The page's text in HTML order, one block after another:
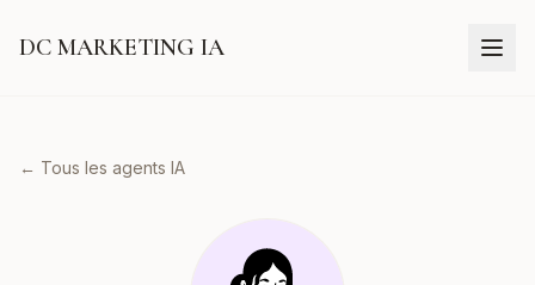
DC MARKETING IA
← Tous les agents IA